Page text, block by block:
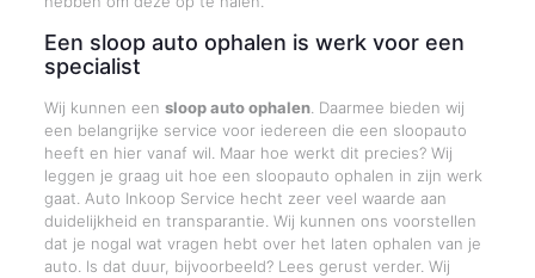
Een sloop auto ophalen is werk voor een
specialist
Wij kunnen een sloop auto ophalen. Daarmee bieden wij
een belangrijke service voor iedereen die een sloopauto
heeft en hier vanaf wil. Maar hoe werkt dit precies? Wij
leggen je graag uit hoe een sloopauto ophalen in zijn werk
gaat. Auto Inkoop Service hecht zeer veel waarde aan
duidelijkheid en transparantie. Wij kunnen ons voorstellen
dat je nogal wat vragen hebt over het laten ophalen van je
auto. Is dat duur, bijvoorbeeld? Lees gerust verder. Wij